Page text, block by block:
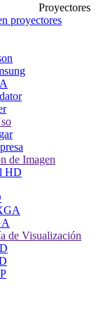
Proyectores
proyectores
de Imagen
HD
de Visualización